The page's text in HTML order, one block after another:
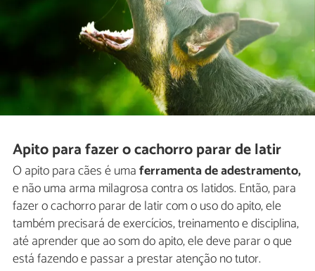
Apito para fazer o cachorro parar de latir
O apito para cães é umaferramenta de adestramento,
e não uma arma milagrosa contra os latidos. Então, para
fazer o cachorro parar de latir com o uso do apito, ele
também precisará de exercícios, treinamento e disciplina,
até aprender que ao som do apito, ele deve parar o que
está fazendo e passar a prestar atenção no tutor.